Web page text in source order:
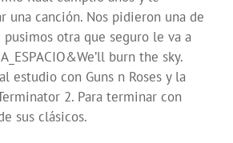
una canción. Nos pidieron una de
otra que seguro le va a
burn the sky.
estudio con Guns n Roses y la
2. Para terminar con
sus clásicos.